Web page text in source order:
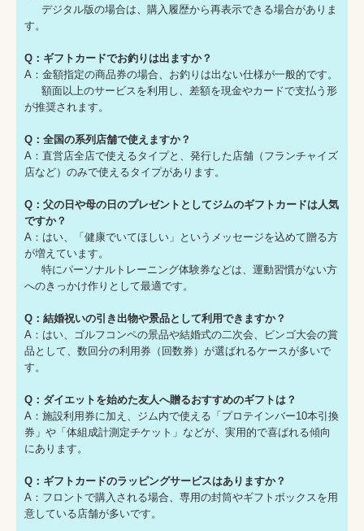
デジタル版の場合は、購入履歴から再表示できる場合がありま
す。
Q：ギフトカードでお釣りは出ますか？
A：金額指定の商品券の場合、お釣りは出ない仕様が一般的です。
額面以上のサービスを利用し、差額を現金やカードで支払う形
が推奨されます。
Q：全国の系列店舗で使えますか？
A：直営店全店で使えるタイプと、発行した店舗（フランチャイズ
店など）のみで使えるタイプがあります。
Q：父の日や母の日のプレゼントとしてジムのギフトカードは人気
ですか？
A：はい、「健康でいてほしい」というメッセージを込めて贈る方
が増えています。
特にパーソナルトレーニング体験券などは、運動習慣がない方
へのきっかけ作りとして最適です。
Q：結婚祝いの引き出物や景品として利用できますか？
A：はい、ゴルフコンペの景品や結婚式の二次会、ビンゴ大会の賞
品として、数回分の利用券（回数券）が選ばれるケースが多いで
す。
Q：ダイエットを始めた友人へ贈るおすすめのギフトは？
A：施設利用券に加え、ジム内で使える「プロテインバー10本引換
券」や「体組成計測定チケット」などが、実用的で喜ばれる傾向
にあります。
Q：ギフトカードのラッピングサービスはありますか？
A：フロントで購入される場合、専用の封筒やギフトボックスを用
意している店舗が多いです。